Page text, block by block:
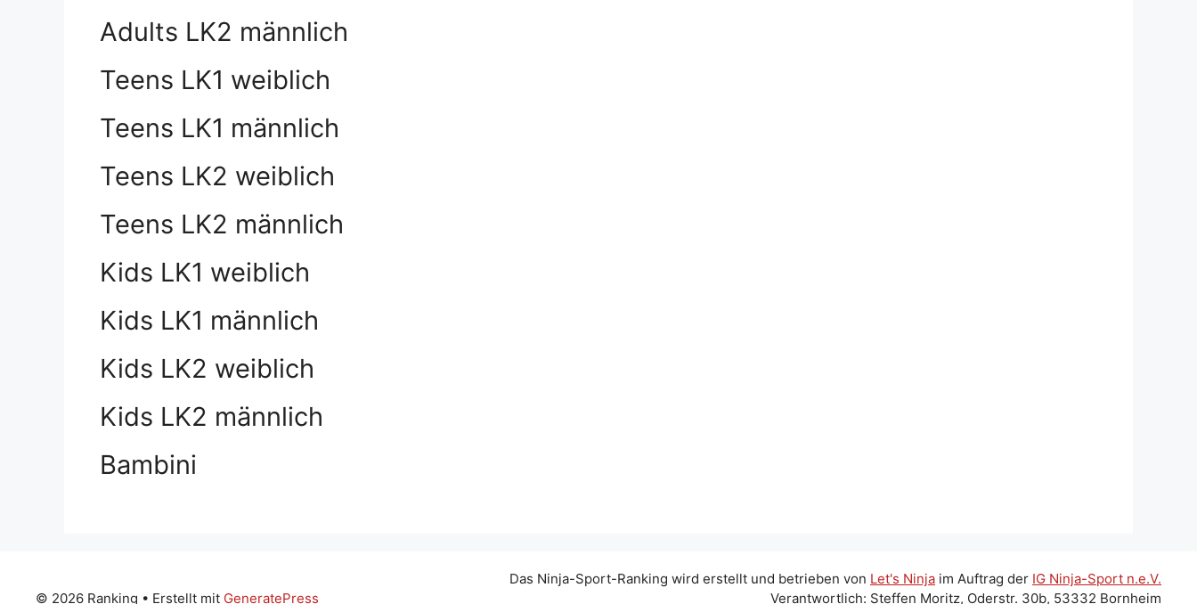
Adults LK2 männlich
Teens LK1 weiblich
Teens LK1 männlich
Teens LK2 weiblich
Teens LK2 männlich
Kids LK1 weiblich
Kids LK1 männlich
Kids LK2 weiblich
Kids LK2 männlich
Bambini
Das Ninja-Sport-Ranking wird erstellt und betrieben von Let's Ninja im Auftrag der IG Ninja-Sport n.e.V.
Verantwortlich: Steffen Moritz, Oderstr. 30b, 53332 Bornheim
© 2026 Ranking • Erstellt mit GeneratePress